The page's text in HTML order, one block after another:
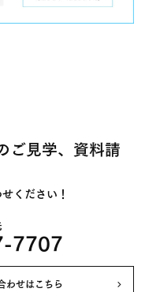
ご見学、資料請
ください！
7707
わせはこちら